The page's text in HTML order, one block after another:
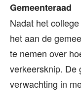
Gemeenteraad
Nadat het
het aan de
te nemen over
verkeersknip. De
verwachting in